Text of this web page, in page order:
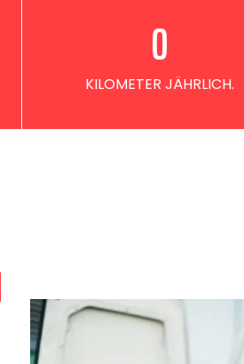
KILOMETER JÄHRLICH.
0